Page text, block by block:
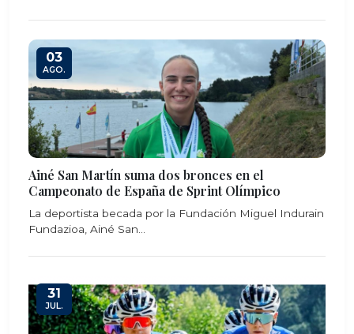
03
AGO.
Ainé San Martín suma dos bronces en el
Campeonato de España de Sprint Olímpico
La deportista becada por la Fundación Miguel Indurain
Fundazioa, Ainé San...
31
JUL.